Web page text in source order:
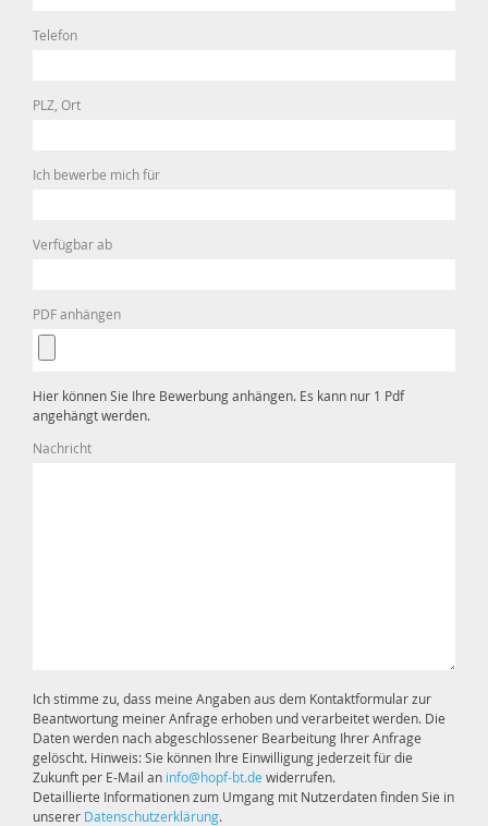
Telefon
PLZ, Ort
Ich bewerbe mich für
Verfügbar ab
PDF anhängen
Hier können Sie Ihre Bewerbung anhängen. Es kann nur 1 Pdf
angehängt werden.
Nachricht
Ich stimme zu, dass meine Angaben aus dem Kontaktformular zur
Beantwortung meiner Anfrage erhoben und verarbeitet werden. Die
Daten werden nach abgeschlossener Bearbeitung Ihrer Anfrage
gelöscht. Hinweis: Sie können Ihre Einwilligung jederzeit für die
Zukunft per E-Mail an info@hopf-bt.de widerrufen.
Detaillierte Informationen zum Umgang mit Nutzerdaten finden Sie in
unserer Datenschutzerklärung.